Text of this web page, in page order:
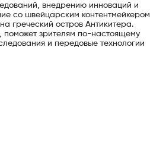
внедрению инноваций и
со швейцарским контентмейкером
греческий остров Антикитера.
поможет зрителям по-настоящему
и передовые технологии